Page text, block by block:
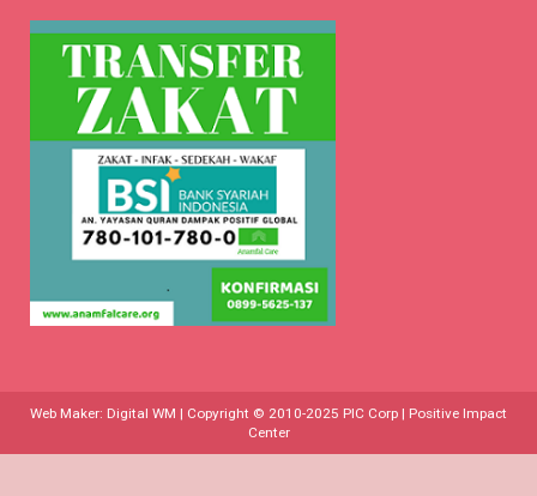
Web Maker: Digital WM | Copyright © 2010-2025 PIC Corp | Positive Impact
Center